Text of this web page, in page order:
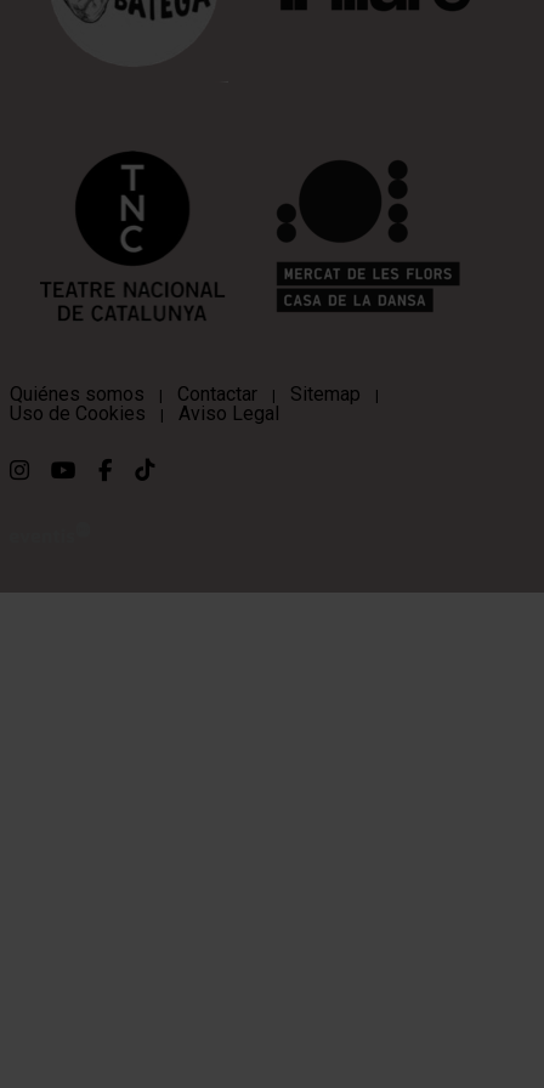
Quiénes somos | Contactar | Sitemap |
Uso de Cookies | Aviso Legal
Link a instagram
Link a youtube
Link a facebook
Link a ticktok